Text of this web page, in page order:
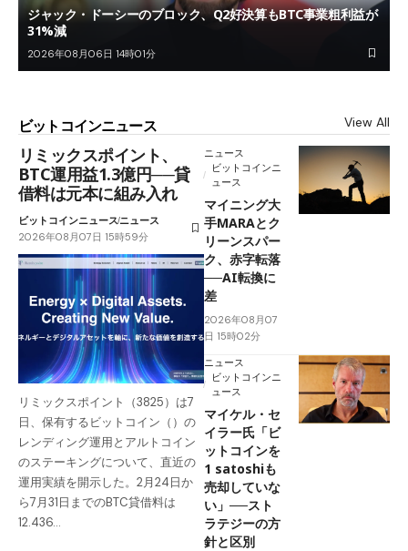
ジャック・ドーシーのブロック、Q2好決算もBTC事業粗利益が
31%減
2026年08月06日 14時01分
ビットコインニュース View All
リミックスポイント、
BTC運用益1.3億円──貸
借料は元本に組み入れ
ビットコインニュースニュース
2026年08月07日 15時59分
リミックスポイント（3825）は7
日、保有するビットコイン（）の
レンディング運用とアルトコイン
のステーキングについて、直近の
運用実績を開示した。2月24日か
ら7月31日までのBTC貸借料は
12.436…
ニュース
ビットコインニ
ュース
マイニング大
手MARAとク
リーンスパー
ク、赤字転落
──AI転換に
差
2026年08月07
日 15時02分
ニュース
ビットコインニ
ュース
マイケル・セ
イラー氏「ビ
ットコインを
1 satoshiも
売却していな
い」──スト
ラテジーの方
針と区別